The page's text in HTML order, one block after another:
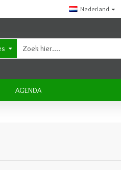
Nederland
AGENDA